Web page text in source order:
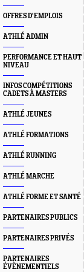
OFFRES D'EMPLOIS
ATHLÉ ADMIN
PERFORMANCE ET HAUT
NIVEAU
INFOS COMPÉTITIONS
CADETS À MASTERS
ATHLÉ JEUNES
ATHLÉ FORMATIONS
ATHLÉ RUNNING
ATHLÉ MARCHE
ATHLÉ FORME ET SANTÉ
PARTENAIRES PUBLICS
PARTENAIRES PRIVÉS
PARTENAIRES
ÉVÈNEMENTIELS